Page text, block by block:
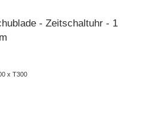
- Zeitschaltuhr - 1
x T300